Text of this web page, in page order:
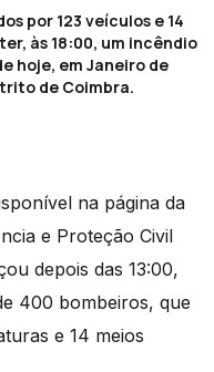
por 123 veículos e 14
às 18:00, um incêndio
hoje, em Janeiro de
de Coimbra.
na página da
e Proteção Civil
depois das 13:00,
400 bombeiros, que
e 14 meios